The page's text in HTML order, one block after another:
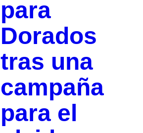
para
Dorados
tras una
campaña
para el